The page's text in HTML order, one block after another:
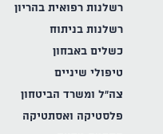
רשלנות רפואית בהריון
רשלנות בניתוח
כשלים באבחון
טיפולי שיניים
צה"ל ומשרד הביטחון
פלסטיקה ואסתטיקה